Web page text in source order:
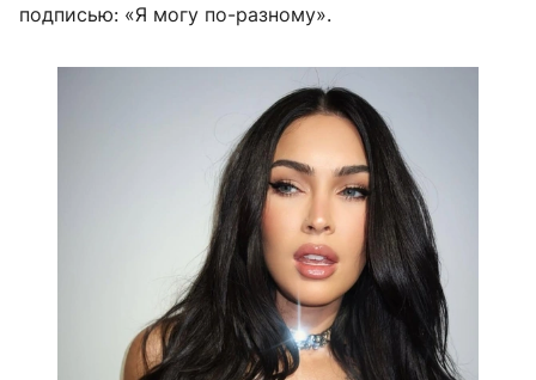
подписью: «Я могу по-разному».